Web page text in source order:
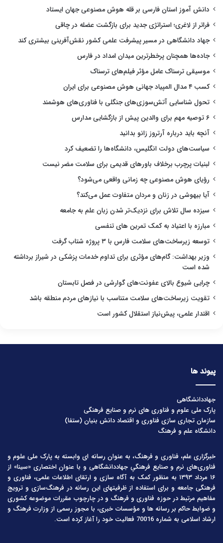
دانش آموز استان فارسی بر قله هوش مصنوعی جهان ایستاد
فراتر از لاغری؛ استراتژی جدید برای بازگشت عضله در چاقی
جهاد دانشگاهی در مسیر پیشرفت علمی کشور نقش‌آفرینی بیشتری کند
جاده‌ها همچنان پرخطرترین میدان امداد در فارس
موسیقی ترسناک عامل مؤثر فیلم‌های ترسناک
کسب ۴ مدال المپیاد جهانی هوش مصنوعی برای ایران
تحول شناسایی آتش‌سوزی‌های جنگلی با فناوری‌های هوشمند
۶ توصیه مهم برای والدین پیش از بازگشایی مدارس
آنچه باید درباره آرتروز زانو بدانید
سیاست‌های دولت انگلیس، دانشگاه‌ها را تضعیف کرد
لبنیات پرچرب برخلاف باورهای قدیمی برای سلامت مضر نیست
رؤیای هوش مصنوعی چه زمانی واقعی می‌شود؟
آیا بیهوشی در زنان و مردان متفاوت عمل می‌کند؟
سیزده سال تلاش برای نزدیک‌تر شدن زبان علم به جامعه
مبارزه با اعتیاد به کمک تمرین های تنفسی
توسعه زیرساخت‌های سلامت فارس با ۳ پروژه شتاب گرفت
وزیر بهداشت: گام‌های مؤثری برای تداوم خدمات پزشکی در شیراز برداشته
شده است
چرایی شیوع بالای عفونت‌های گوارشی در فصل تابستان
تقویت زیرساخت‌های سلامت متناسب با نیازهای مردم منطقه باشد
اقتدار علمی، پیش‌نیاز استقلال کشور است
پیوند ها
جهاددانشگاهی
پارک ملی علوم و فناوری های نرم و صنایع فرهنگی
سازمان تجاری سازی فناوری و اقتصاد دانش بنیان (ستفا)
دانشگاه علم و فرهنگ
خبرگزاری علم، فناوری و فرهنگ، به عنوان رسانه ای وابسته به پارک ملی علوم و
فناوری‌های نرم و صنایع فرهنگیِ جهاددانشگاهی و با عنوان اختصاری «سینا» از
۱۶ مرداد ۱۳۹۳ به منظور کمک به آگاه سازی و ارتقای اطلاعات علمی، فناوری و
فرهنگی جامعه و برای استفاده از ظرفیتهای این رسانه در فرهنگ‌سازی و ترویج
مفاهیم مرتبط در حوزه فناوری و فرهنگ و در چارچوب مقررات موضوعه کشوری
و ضوابط حاکم بر رسانه ها و مؤسسات خبری، با مجوز رسمی از وزارت فرهنگ و
ارشاد اسلامی به شماره 70016 فعالیت خود را آغاز کرده است.